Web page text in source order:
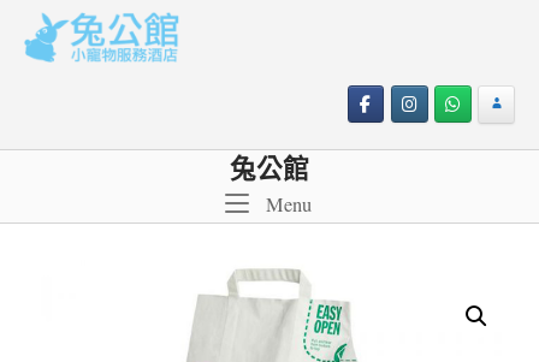
content
兔公館
MenuMenu